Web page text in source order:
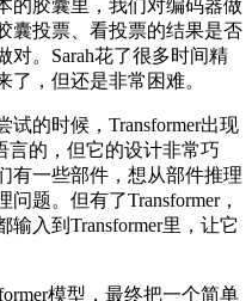
的胶囊里，我们对编码器做
囊投票、看投票的结果是否
对。Sarah花了很多时间精
，但还是非常困难。
的时候，Transformer出现
言的，但它的设计非常巧
有一些部件，想从部件推理
题。但有了Transformer，
入到Transformer里，让它
模型，最终把一个简单